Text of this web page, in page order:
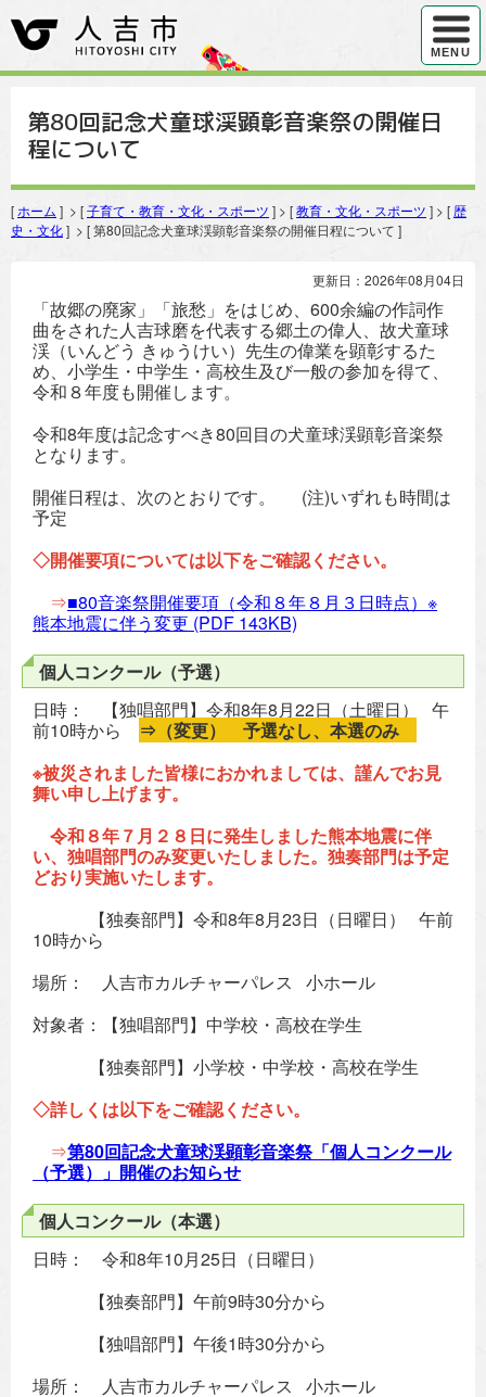
ハンバ
MENU
第80回記念犬童球渓顕彰音楽祭の開催日
程について
[ ホーム ] > [子育て・教育・文化・スポーツ ] > [教育・文化・スポーツ ] > [ 歴
史・文化] > [ 第80回記念犬童球渓顕彰音楽祭の開催日程について ]
更新日：2026年08月04日
「故郷の廃家」「旅愁」をはじめ、600余編の作詞作
曲をされた人吉球磨を代表する郷土の偉人、故犬童球
渓（いんどう きゅうけい）先生の偉業を顕彰するた
め、小学生・中学生・高校生及び一般の参加を得て、
令和８年度も開催します。
令和8年度は記念すべき80回目の犬童球渓顕彰音楽祭
となります。
開催日程は、次のとおりです。 (注)いずれも時間は
予定
◇開催要項については以下をご確認ください。
⇒■80音楽祭開催要項（令和８年８月３日時点）※
熊本地震に伴う変更 (PDF 143KB)
個人コンクール（予選）
日時： 【独唱部門】令和8年8月22日（土曜日） 午
前10時から ⇒（変更） 予選なし、本選のみ
※被災されました皆様におかれましては、謹んでお見
舞い申し上げます。
令和８年７月２８日に発生しました熊本地震に伴
い、独唱部門のみ変更いたしました。独奏部門は予定
どおり実施いたします。
【独奏部門】令和8年8月23日（日曜日） 午前
10時から
場所： 人吉市カルチャーパレス 小ホール
対象者：【独唱部門】中学校・高校在学生
【独奏部門】小学校・中学校・高校在学生
◇詳しくは以下をご確認ください。
⇒第80回記念犬童球渓顕彰音楽祭「個人コンクール
（予選）」開催のお知らせ
個人コンクール（本選）
日時： 令和8年10月25日（日曜日）
【独奏部門】午前9時30分から
【独唱部門】午後1時30分から
場所： 人吉市カルチャーパレス 小ホール